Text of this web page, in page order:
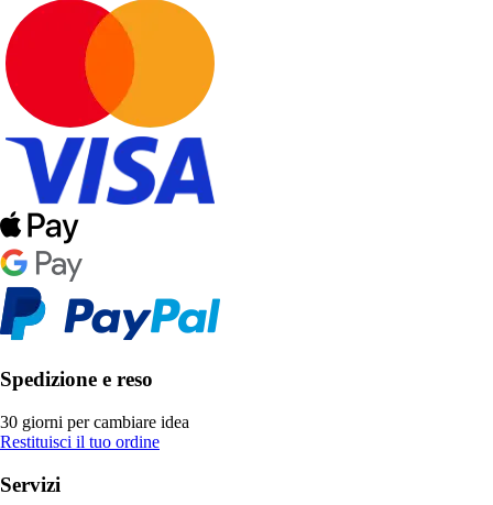
Spedizione e reso
30 giorni per cambiare idea
Restituisci il tuo ordine
Servizi